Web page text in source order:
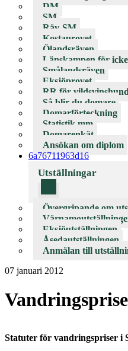
DM
SM
Räv-SM
Kostaprovet
Ölandsräven
Länskampen för
Smålandsräven
Eksjöprovet
RR för
Så blir du domare
Domarförteckning
Statistik mm
Domarenkät
Ansökan om diplom
6a76711963d16
Utställningar
Övergripande om
Eksjöutställningen
Åsedautställningen
Anmälan till
07 januari 2012
Statuter för vandringspriser i